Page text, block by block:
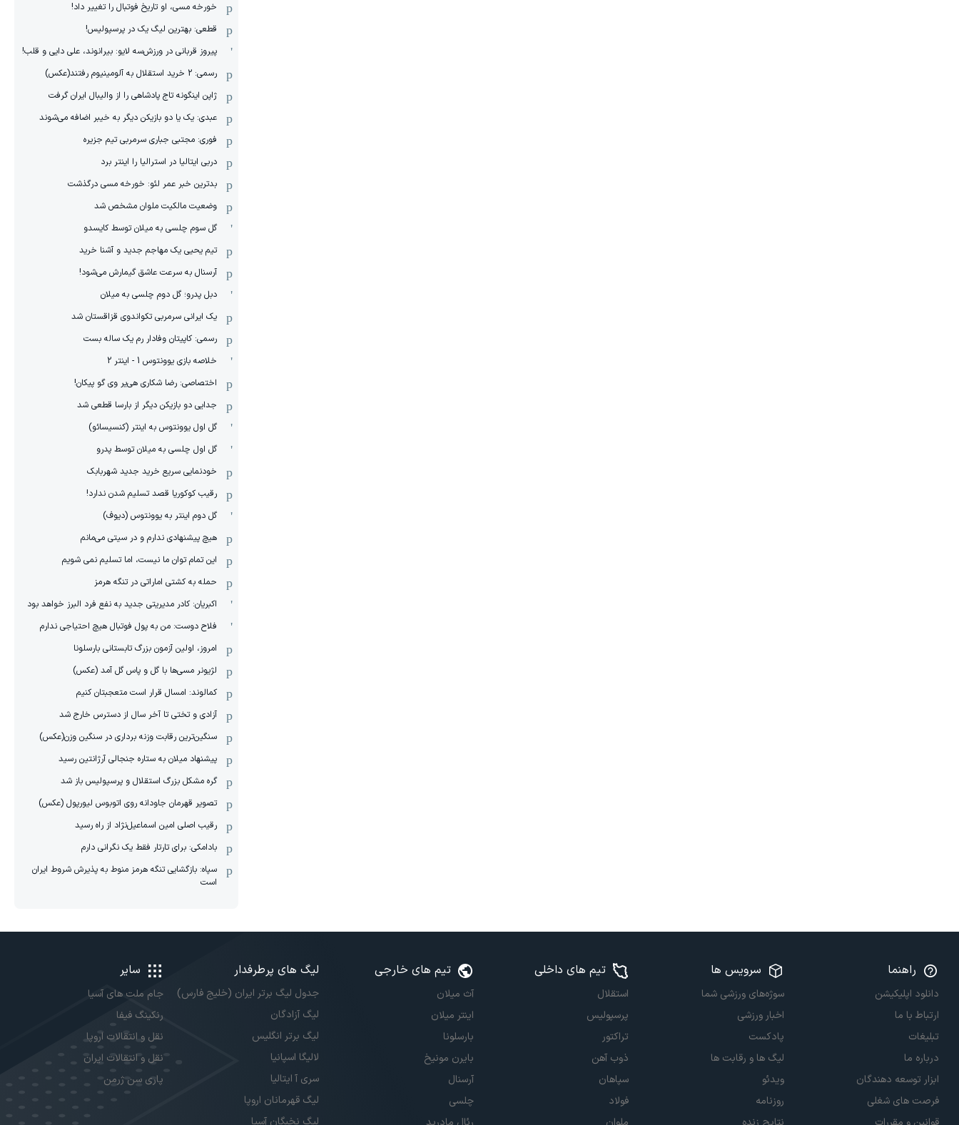
خورخه مسی، او تاریخ فوتبال را تغییر داد!
قطعی: بهترین لیگ یک در پرسپولیس!
پیروز قربانی در ورزش‌سه لایو: بیرانوند، علی دایی و قلب!
رسمی: 2 خرید استقلال به آلومینیوم رفتند(عکس)
ژاپن اینگونه تاج پادشاهی را از والیبال ایران گرفت
عبدی: یک یا دو بازیکن دیگر به خیبر اضافه می‌شوند
فوری: مجتبی جباری سرمربی تیم جزیره
دربی ایتالیا در استرالیا را اینتر برد
بدترین خبر عمر لئو: خورخه مسی درگذشت
وضعیت مالکیت ملوان مشخص شد
گل سوم چلسی به میلان توسط کایسدو
تیم یحیی یک مهاجم جدید و آشنا خرید
آرسنال به سرعت عاشق گیمارش می‌شود!
دبل پدرو؛ گل دوم چلسی به میلان
یک ایرانی سرمربی تکواندوی قزاقستان شد
رسمی: کاپیتان وفادار رم یک ساله بست
خلاصه بازی یوونتوس 1 - اینتر 2
اختصاصی: رضا شکاری هی‌یر وی‌ گو پیکان!
جدایی دو بازیکن دیگر از بارسا قطعی شد
گل اول یوونتوس به اینتر (کنسیسائو)
گل اول چلسی به میلان توسط پدرو
خودنمایی سریع خرید جدید شهربابک
رقیب کوکوریا قصد تسلیم شدن ندارد!
گل دوم اینتر به یوونتوس (دیوف)
هیچ پیشنهادی ندارم و در سیتی می‌مانم
این تمام توان ما نیست، اما تسلیم نمی شویم
حمله به کشتی اماراتی در تنگه هرمز
اکبریان: کادر مدیریتی جدید به نفع فرد البرز خواهد بود
فلاح دوست: من به پول فوتبال هیچ احتیاجی ندارم
امروز، اولین آزمون بزرگ تابستانی بارسلونا
لژیونر مسی‌ها با گل و پاس گل آمد (عکس)
کمالوند: امسال قرار است متعجبتان کنیم
آزادی و تختی تا آخر سال از دسترس خارج شد
سنگین‌ترین رقابت وزنه برداری در سنگین وزن(عکس)
پیشنهاد میلان به ستاره جنجالی آرژانتین رسید
گره مشکل بزرگ استقلال و پرسپولیس باز شد
تصویر قهرمان جاودانه روی اتوبوس لیورپول (عکس)
رقیب اصلی امین اسماعیل‌نژاد از راه رسید
بادامکی: برای تارتار فقط یک نگرانی دارم
سپاه: بازگشایی تنگه هرمز منوط به پذیرش شروط ایران
است
راهنما
دانلود اپلیکیشن
ارتباط با ما
تبلیغات
درباره ما
ابزار توسعه دهندگان
فرصت های شغلی
سرویس ها
سوژه‌های ورزشی شما
اخبار ورزشی
پادکست
لیگ ها و رقابت ها
ویدئو
روزنامه
تیم های داخلی
استقلال
پرسپولیس
تراکتور
ذوب آهن
سپاهان
فولاد
تیم های خارجی
آث میلان
اینتر میلان
بارسلونا
بایرن مونیخ
آرسنال
چلسی
لیگ های پرطرفدار
جدول لیگ برتر ایران (خلیج فارس)
لیگ آزادگان
لیگ برتر انگلیس
لالیگا اسپانیا
سری آ ایتالیا
لیگ قهرمانان اروپا
لیگ نخبگان آسیا
سایر
جام ملت های آسیا
رنکینگ فیفا
نقل و انتقالات اروپا
نقل و انتقالات ایران
پاری سن ژرمن